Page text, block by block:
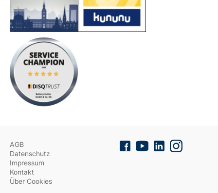
AGB
Datenschutz
Impressum
Kontakt
Über Cookies